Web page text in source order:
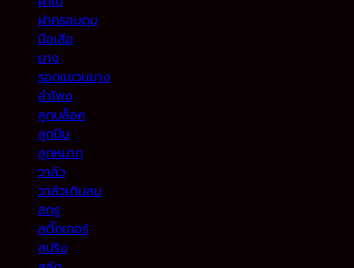
ฝาครอบดุม
มือเสือ
ยาง
รอกแขวนยาง
ลำโพง
ลูกบล็อค
ลูกปืน
ลูกหมาก
วาล์ว
วาล์วเติมลม
สกรู
สติ๊กเกอร์
สปริง